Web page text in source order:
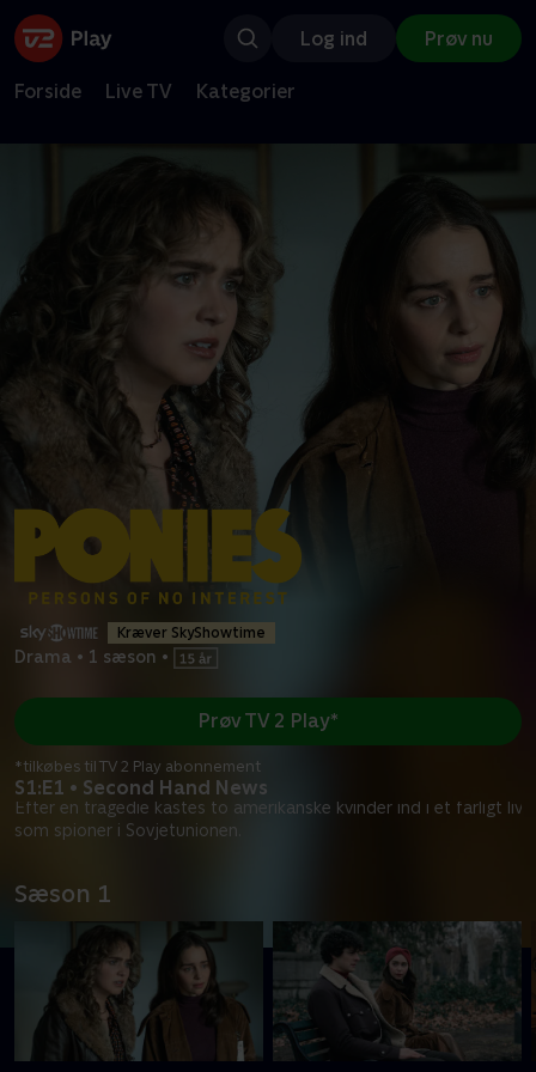
Log ind Prøv nu
Forside Live TV Kategorier
Kræver SkyShowtime
Drama • 1 sæson •
S1:E1 • Second Hand News
Efter en tragedie kastes to amerikanske kvinder ind i et farligt liv
som spioner i Sovjetunionen.
Prøv TV 2 Play*
*tilkøbes til TV 2 Play abonnement
Sæson 1